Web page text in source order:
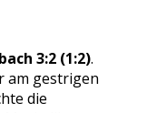
3:2 (1:2).
am gestrigen
die